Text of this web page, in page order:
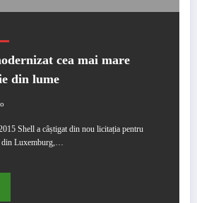
cea mai mare
din lume
Shell a câștigat din nou licitația pentru
din Luxemburg,…